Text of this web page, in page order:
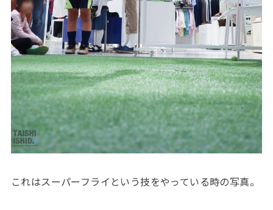
これはスーパーフライという技をやっている時の写真。